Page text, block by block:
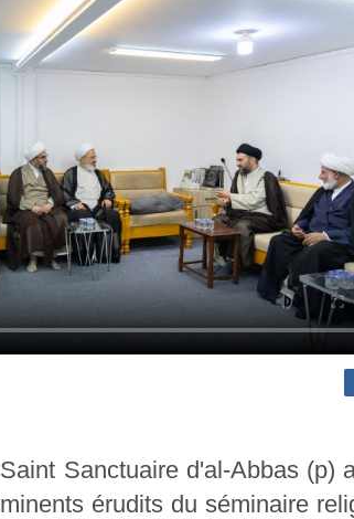
Sanctuaire d'al-Abbas (p)
érudits du séminaire